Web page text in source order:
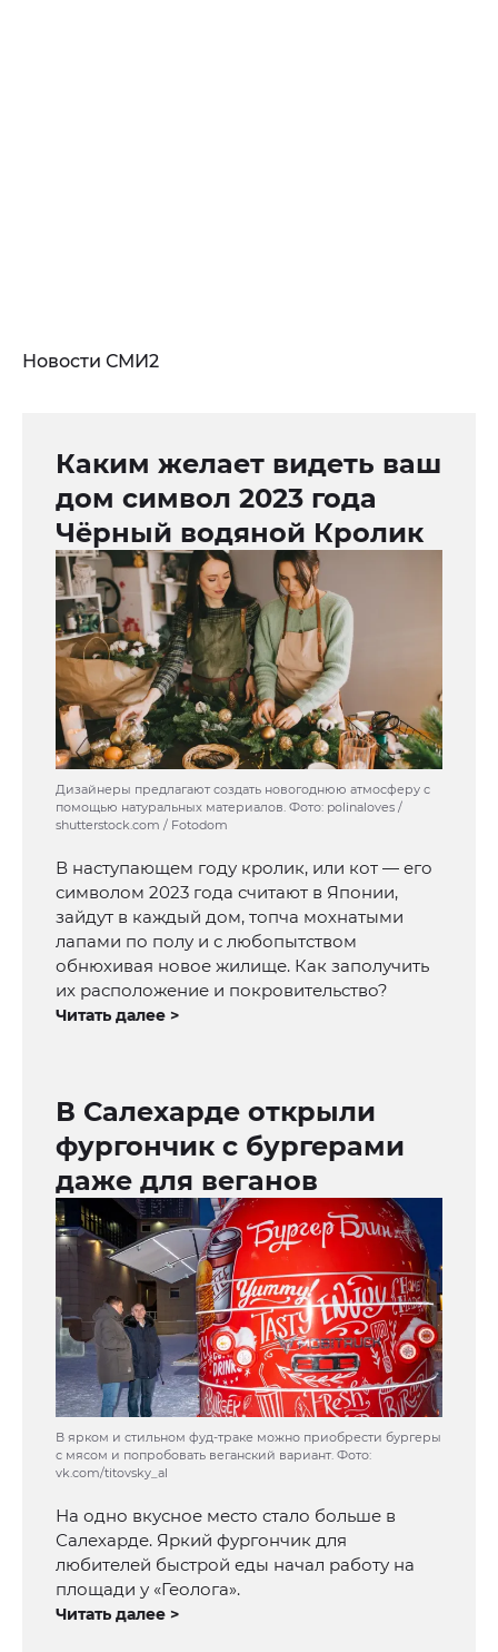
Новости СМИ2
Каким желает видеть ваш
дом символ 2023 года
Чёрный водяной Кролик
Дизайнеры предлагают создать новогоднюю атмосферу с
помощью натуральных материалов. Фото: polinaloves /
shutterstock.com / Fotodom
В наступающем году кролик, или кот — его
символом 2023 года считают в Японии,
зайдут в каждый дом, топча мохнатыми
лапами по полу и с любопытством
обнюхивая новое жилище. Как заполучить
их расположение и покровительство?
Читать далее >
В Салехарде открыли
фургончик с бургерами
даже для веганов
В ярком и стильном фуд-траке можно приобрести бургеры
с мясом и попробовать веганский вариант. Фото:
vk.com/titovsky_al
На одно вкусное место стало больше в
Салехарде. Яркий фургончик для
любителей быстрой еды начал работу на
площади у «Геолога».
Читать далее >